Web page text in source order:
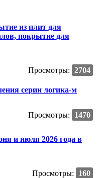
из плит для
покрытие для
Просмотры: 2704
серии логика-м
Просмотры: 1470
и июля 2026 года в
Просмотры: 160